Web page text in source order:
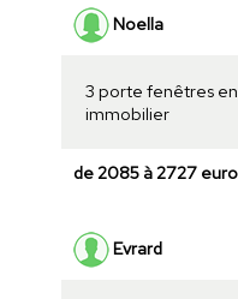
Noella
3 porte fenêtres
immobilier
de 2085 à 2727
Evrard